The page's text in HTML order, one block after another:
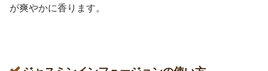
が爽やかに香ります。